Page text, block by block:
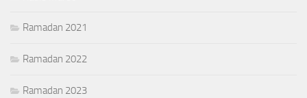
Ramadan 2021
Ramadan 2022
Ramadan 2023